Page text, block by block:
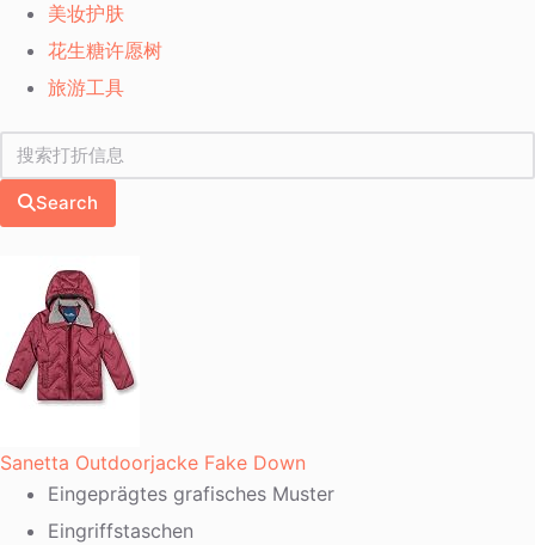
美妆护肤
花生糖许愿树
旅游工具
Search
Sanetta Outdoorjacke Fake Down
Eingeprägtes grafisches Muster
Eingriffstaschen